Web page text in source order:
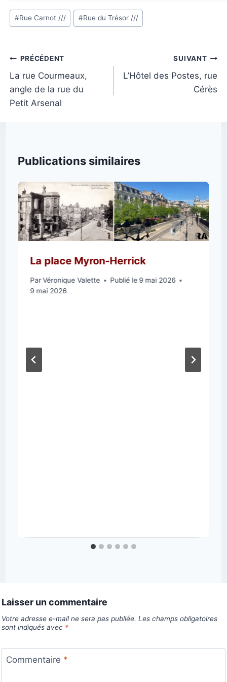
Étiquettes
de
publication :
#Rue Carnot /// #Rue du Trésor ///
Navigation
de
l’article
PRÉCÉDENT
La rue Courmeaux,
angle de la rue du
Petit Arsenal
SUIVANT
L’Hôtel des Postes, rue
Cérès
Publications similaires
La place Myron-Herrick
ParVéronique Valette Publié le 9 mai 2026
9 mai 2026
Laisser un commentaire
Votre adresse e-mail ne sera pas publiée. Les champs obligatoires
sont indiqués avec *
Commentaire *